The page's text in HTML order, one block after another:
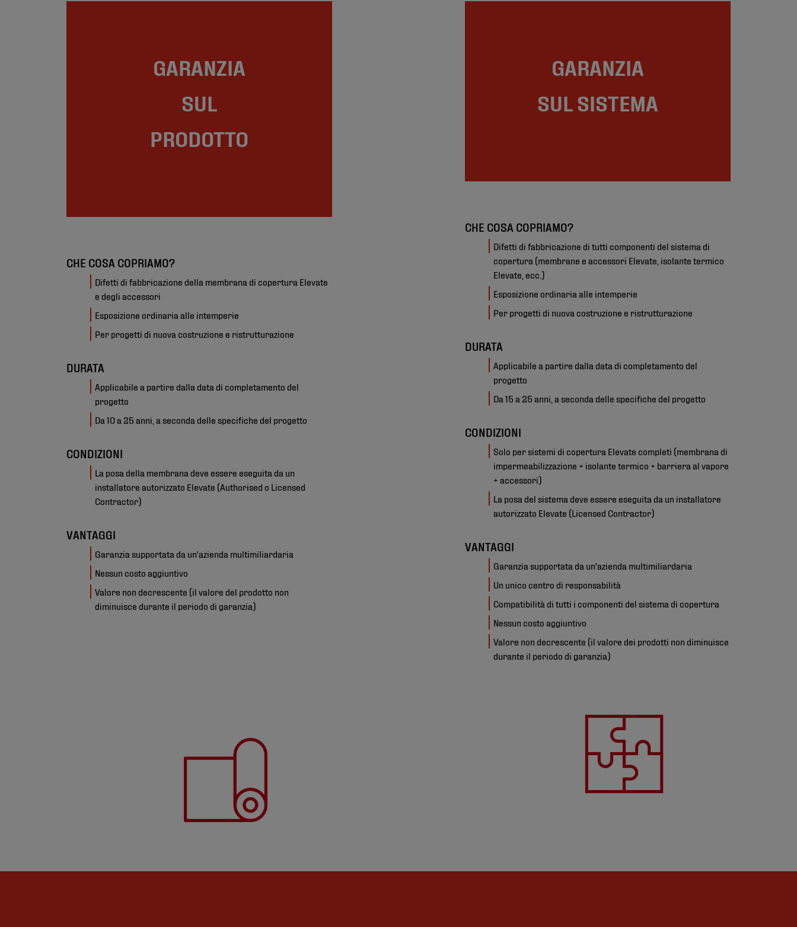
GARANZIA
SUL
PRODOTTO
CHE COSA COPRIAMO?
Difetti di fabbricazione della membrana di copertura Elevate
e degli accessori
Esposizione ordinaria alle intemperie
Per progetti di nuova costruzione e ristrutturazione
DURATA
Applicabile a partire dalla data di completamento del
progetto
Da 10 a 25 anni, a seconda delle specifiche del progetto
CONDIZIONI
La posa della membrana deve essere eseguita da un
installatore autorizzato Elevate (Authorised o Licensed
Contractor)
VANTAGGI
Garanzia supportata da un'azienda multimiliardaria
Nessun costo aggiuntivo
Valore non decrescente (il valore del prodotto non
diminuisce durante il periodo di garanzia)
GARANZIA
SUL SISTEMA
CHE COSA COPRIAMO?
Difetti di fabbricazione di tutti componenti del sistema di
copertura (membrane e accessori Elevate, isolante termico
Elevate, ecc.)
Esposizione ordinaria alle intemperie
Per progetti di nuova costruzione e ristrutturazione
DURATA
Applicabile a partire dalla data di completamento del
progetto
Da 15 a 25 anni, a seconda delle specifiche del progetto
CONDIZIONI
Solo per sistemi di copertura Elevate completi (membrana di
impermeabilizzazione + isolante termico + barriera al vapore
+ accessori)
La posa del sistema deve essere eseguita da un installatore
autorizzato Elevate (Licensed Contractor)
VANTAGGI
Garanzia supportata da un'azienda multimiliardaria
Un unico centro di responsabilità
Compatibilità di tutti i componenti del sistema di copertura
Nessun costo aggiuntivo
Valore non decrescente (il valore dei prodotti non diminuisce
durante il periodo di garanzia)